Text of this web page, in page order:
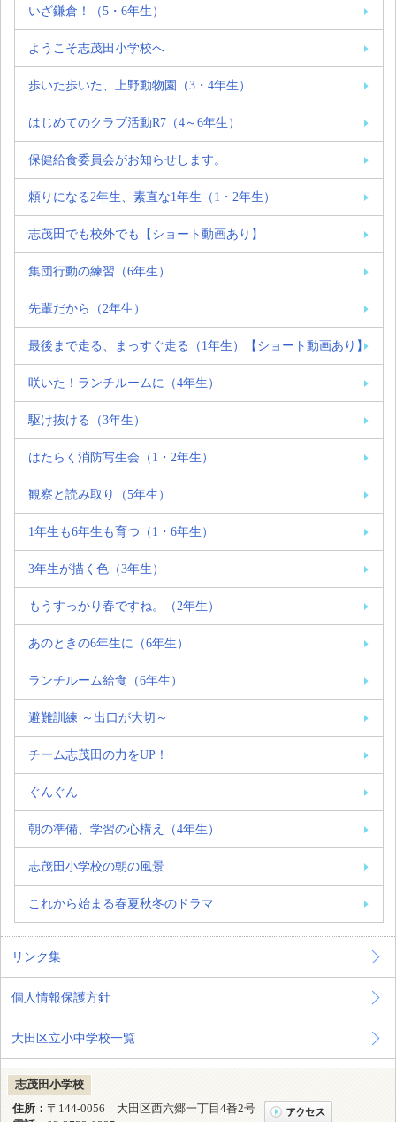
いざ鎌倉！（5・6年生）
ようこそ志茂田小学校へ
歩いた歩いた、上野動物園（3・4年生）
はじめてのクラブ活動R7（4～6年生）
保健給食委員会がお知らせします。
頼りになる2年生、素直な1年生（1・2年生）
志茂田でも校外でも【ショート動画あり】
集団行動の練習（6年生）
先輩だから（2年生）
最後まで走る、まっすぐ走る（1年生）【ショート動画あり】
咲いた！ランチルームに（4年生）
駆け抜ける（3年生）
はたらく消防写生会（1・2年生）
観察と読み取り（5年生）
1年生も6年生も育つ（1・6年生）
3年生が描く色（3年生）
もうすっかり春ですね。（2年生）
あのときの6年生に（6年生）
ランチルーム給食（6年生）
避難訓練 ～出口が大切～
チーム志茂田の力をUP！
ぐんぐん
朝の準備、学習の心構え（4年生）
志茂田小学校の朝の風景
これから始まる春夏秋冬のドラマ
リンク集
個人情報保護方針
大田区立小中学校一覧
志茂田小学校
住所： 〒144-0056 大田区西六郷一丁目4番2号